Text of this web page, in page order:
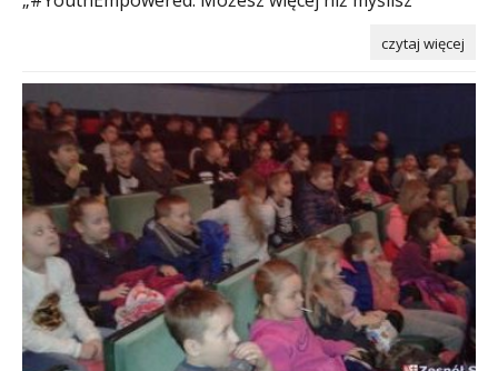
czytaj więcej